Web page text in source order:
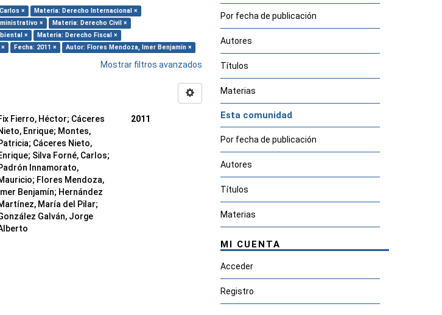
×
Materia: Derecho Internacional ×
×
Materia: Derecho Civil ×
×
Materia: Derecho Fiscal ×
Fecha: 2011 × Autor: Flores Mendoza, Imer Benjamín ×
Mostrar filtros avanzados
Fierro, Héctor; Cáceres
Enrique; Montes,
; Cáceres Nieto,
; Silva Forné, Carlos;
Innamorato,
; Flores Mendoza,
Imer Benjamín; Hernández
María del Pilar;
Galván, Jorge
2011
Por fecha de publicación
Autores
Títulos
Materias
Esta comunidad
Por fecha de publicación
Autores
Títulos
Materias
MI CUENTA
Acceder
Registro